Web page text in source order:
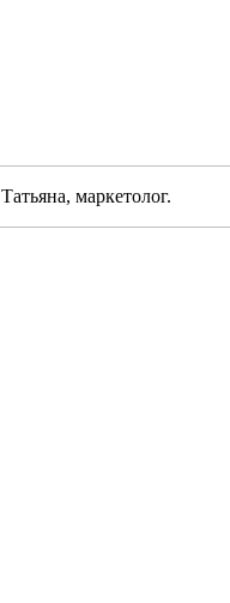
Татьяна, маркетолог.